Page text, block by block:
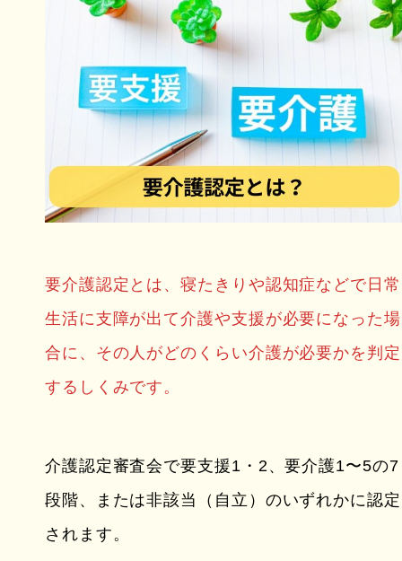
要介護認定とは、寝たきりや認知症などで日常
生活に支障が出て介護や支援が必要になった場
合に、その人がどのくらい介護が必要かを判定
するしくみです。
介護認定審査会で要支援1・2、要介護1〜5の7
段階、または非該当（自立）のいずれかに認定
されます。